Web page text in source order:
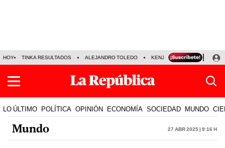
HOY TINKA RESULTADOS ALEJANDRO TOLEDO KENJI FUJIMORI
LO ÚLTIMO POLÍTICA OPINIÓN ECONOMÍA SOCIEDAD MUNDO
Mundo 27 Abr 2025 | 9:16 h